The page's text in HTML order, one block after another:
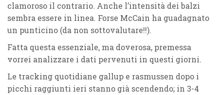
clamoroso il contrario. Anche l’intensità dei balzi
sembra essere in linea. Forse McCain ha guadagnato
un punticino (da non sottovalutare!!).
Fatta questa essenziale, ma doverosa, premessa
vorrei analizzare i dati pervenuti in questi giorni.
Le tracking quotidiane gallup e rasmussen dopo i
picchi raggiunti ieri stanno già scendendo; in 3-4